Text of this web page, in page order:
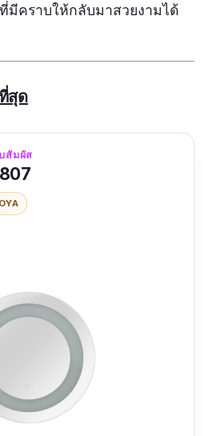
มีคราบให้กลับมาสวยงามได้
สุด
สัมผัส